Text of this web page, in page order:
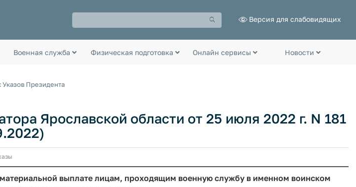
Версия для слабовидящих
Военная служба Физическая подготовка Онлайн сервисы Новости
Президента
Ярославской области от 25 июля 2022 г. N 181
выплате лицам, проходящим военную службу в именном воинском